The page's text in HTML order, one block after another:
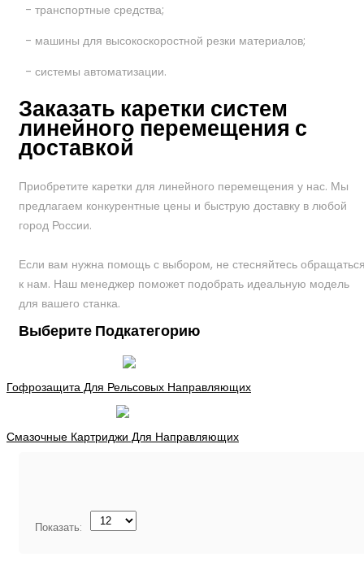
- транспортные средства;
- машины для высокоскоростной резки материалов;
- системы автоматизации.
Заказать каретки систем
линейного перемещения с
доставкой
Приобретите каретки для линейного перемещения у нас. Мы
предлагаем конкурентные цены и быструю доставку в любой
город России.
Если вам нужна помощь с выбором, не стесняйтесь
к нам. Наш менеджер поможет подобрать идеальную модель
для вашего станка.
Выберите Подкатегорию
Гофрозащита Для Рельсовых Направляющих
Смазочные Картриджи Для Направляющих
Показать: